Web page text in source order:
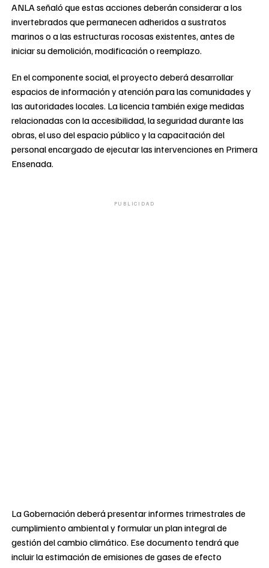
ANLA señaló que estas acciones deberán considerar a los
invertebrados que permanecen adheridos a sustratos
marinos o a las estructuras rocosas existentes, antes de
iniciar su demolición, modificación o reemplazo.
En el componente social, el proyecto deberá desarrollar
espacios de información y atención para las comunidades y
las autoridades locales. La licencia también exige medidas
relacionadas con la accesibilidad, la seguridad durante las
obras, el uso del espacio público y la capacitación del
personal encargado de ejecutar las intervenciones en Primera
Ensenada.
PUBLICIDAD
La Gobernación deberá presentar informes trimestrales de
cumplimiento ambiental y formular un plan integral de
gestión del cambio climático. Ese documento tendrá que
incluir la estimación de emisiones de gases de efecto